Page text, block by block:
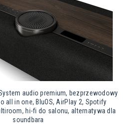
System audio premium, bezprzewodowy
all in one, BluOS, AirPlay 2, Spotify
hi-fi do salonu, alternatywa dla
soundbara